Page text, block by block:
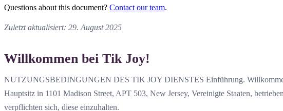
Questions about this document? Contact our team.
Zuletzt aktualisiert: 29. August 2025
Willkommen bei Tik Joy!
NUTZUNGSBEDINGUNGEN DES TIK JOY DIENSTES Einführung.
Hauptsitz in 1101 Madison Street, APT 503, New Jersey, Vereinigte Staaten,
verpflichten sich, diese einzuhalten.